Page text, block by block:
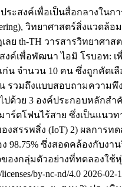
ะสงค์เพื่อเป็นสื่อกลางในก
วิทยาศาสตร์สิ่งแวดล้อม
ลย th-TH วารสารวิทยาศาส
งค์เพื่อพัฒนา ไอมิ โรบอท: เ
จำนวน 10 คน ซึ่งถูกคัดเลื
รวมถึงแบบสอบถามความพึ
ปด้วย 3 องค์ประกอบหลักสำ
ตโฟนไร้สาย ซึ่งเป็นแนวท
สรรพสิ่ง (IoT) 2) ผลการท
ซึ่งสอดคล้องกับงา
องกลุ่มตัวอย่างที่ทดลองใช้
by-nc-nd/4.0 2026-02-